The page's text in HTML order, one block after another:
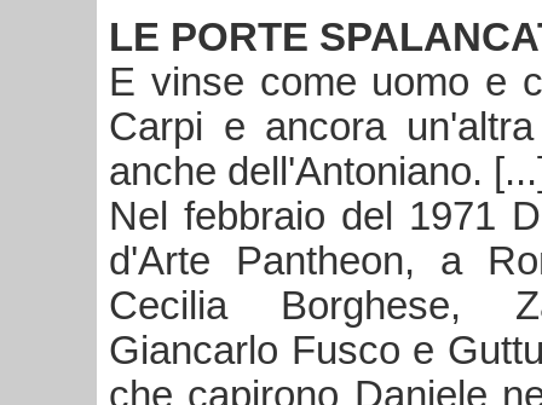
LE PORTE
E vinse come uomo e
Carpi e ancora
anche dell'Antoniano.
Nel febbraio del 1971
d'Arte Pantheon, a
Cecilia Borghese,
Giancarlo Fusco e
che capirono Daniele